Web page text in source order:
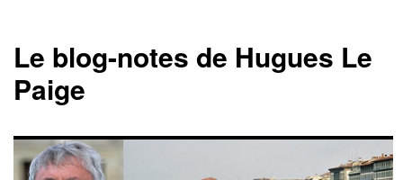
Le blog-notes de Hugues Le
Paige